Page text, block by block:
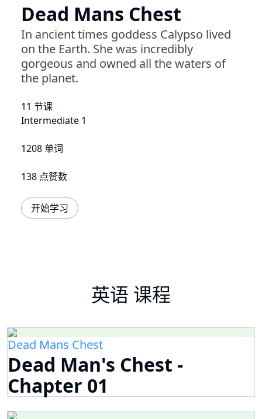
Dead Mans Chest
In ancient times goddess Calypso lived
on the Earth. She was incredibly
gorgeous and owned all the waters of
the planet.
11 节课
Intermediate 1
1208 单词
138 点赞数
开始学习
英语 课程
Dead Mans Chest
Dead Man's Chest -
Chapter 01